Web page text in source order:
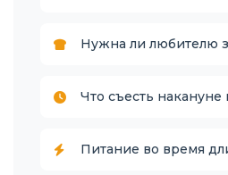
Нужна ли любителю
Что съесть накануне
Питание во время